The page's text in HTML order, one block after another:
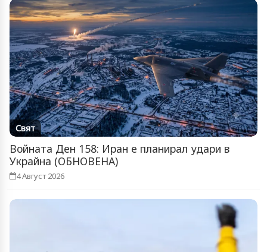
Свят
Войната Ден 158: Иран е планирал удари в
Украйна (ОБНОВЕНА)
4 Август 2026